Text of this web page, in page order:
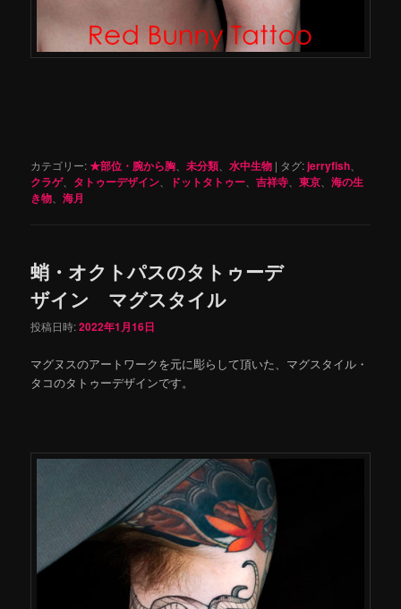
カテゴリー:★部位・腕から胸 、未分類 、水中生物 | タグ:jerryfish
クラゲ、 タトゥーデザイン ドットタトゥー 、吉祥寺 、東京 、海の生
き物 、海月
蛸・オクトパスのタトゥーデ
ザイン マグスタイル
投稿日時:2022年1月16日
マグヌスのアートワークを元に彫らして頂いた、マグスタイル・
タコのタトゥーデザインです。